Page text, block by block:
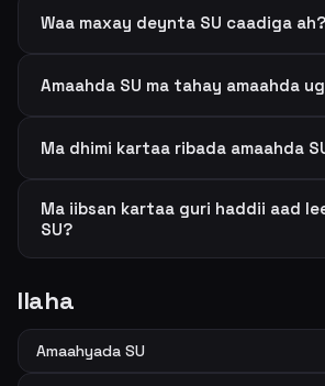
Waa maxay deynta SU caadiga ah?
Amaahda SU ma tahay amaahda
Ma dhimi kartaa ribada amaahda
Ma iibsan kartaa guri haddii aad
SU?
Ilaha
Amaahyada SU